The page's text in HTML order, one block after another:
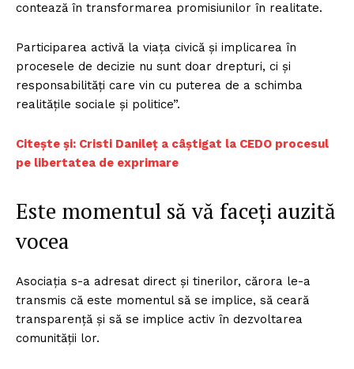
contează în transformarea promisiunilor în realitate.
Participarea activă la viața civică și implicarea în
procesele de decizie nu sunt doar drepturi, ci și
responsabilități care vin cu puterea de a schimba
realitățile sociale și politice”.
Citește și: Cristi Danileț a câștigat la CEDO procesul
pe libertatea de exprimare
Este momentul să vă faceți auzită
vocea
Asociația s-a adresat direct și tinerilor, cărora le-a
transmis că este momentul să se implice, să ceară
transparență și să se implice activ în dezvoltarea
comunității lor.